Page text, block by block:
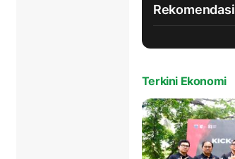
Rekomendasi
Terkini Ekonomi